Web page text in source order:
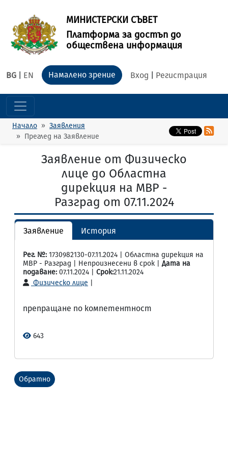
МИНИСТЕРСКИ СЪВЕТ
Платформа за достъп до
обществена информация
BG EN Вход Регистрация
Намалено зрение
Начало
Заявления
Преглед на Заявление
Заявление от Физическо
лице до Областна
дирекция на МВР -
Разград от 07.11.2024
Заявление История
Рег. №: 1730982130-07.11.2024 | Областна дирекция на
МВР - Разград | Непроизнесени в срок | Дата на
подаване: 07.11.2024 | Срок:21.11.2024
Физическо лице
препращане по компетентност
643
Обратно